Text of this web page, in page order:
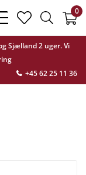
Sjælland 2 uger. Vi
+45 62 25 11 36
bars
light
heart
light
search
light
0